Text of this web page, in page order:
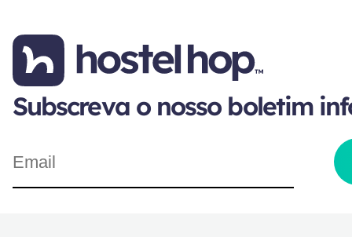
Subscreva o nosso boletim